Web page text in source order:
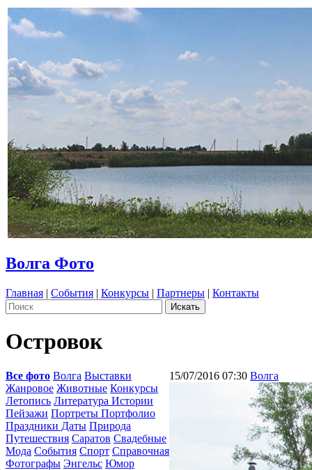
Волга Фото
Главная | События | Конкурсы | Партнеры | Контакты
Островок
Все фото Волга Выставки
Жанровое Животные Конкурсы
Летопись Литература Истории
Пейзажи Портреты Портфолио
Праздники Даты Природа
Путешествия Саратов Свадебные
Мода События Спорт Справочная
Фотографы Энгельс Юмор
15/07/2016 07:30 Волга